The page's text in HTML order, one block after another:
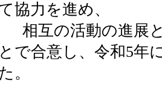
協力を進め、
相互の活動の進展
とで合意し、令和5年
。